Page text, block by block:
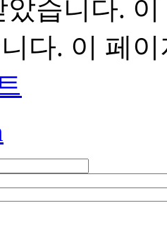
았습니다.
다. 이 페